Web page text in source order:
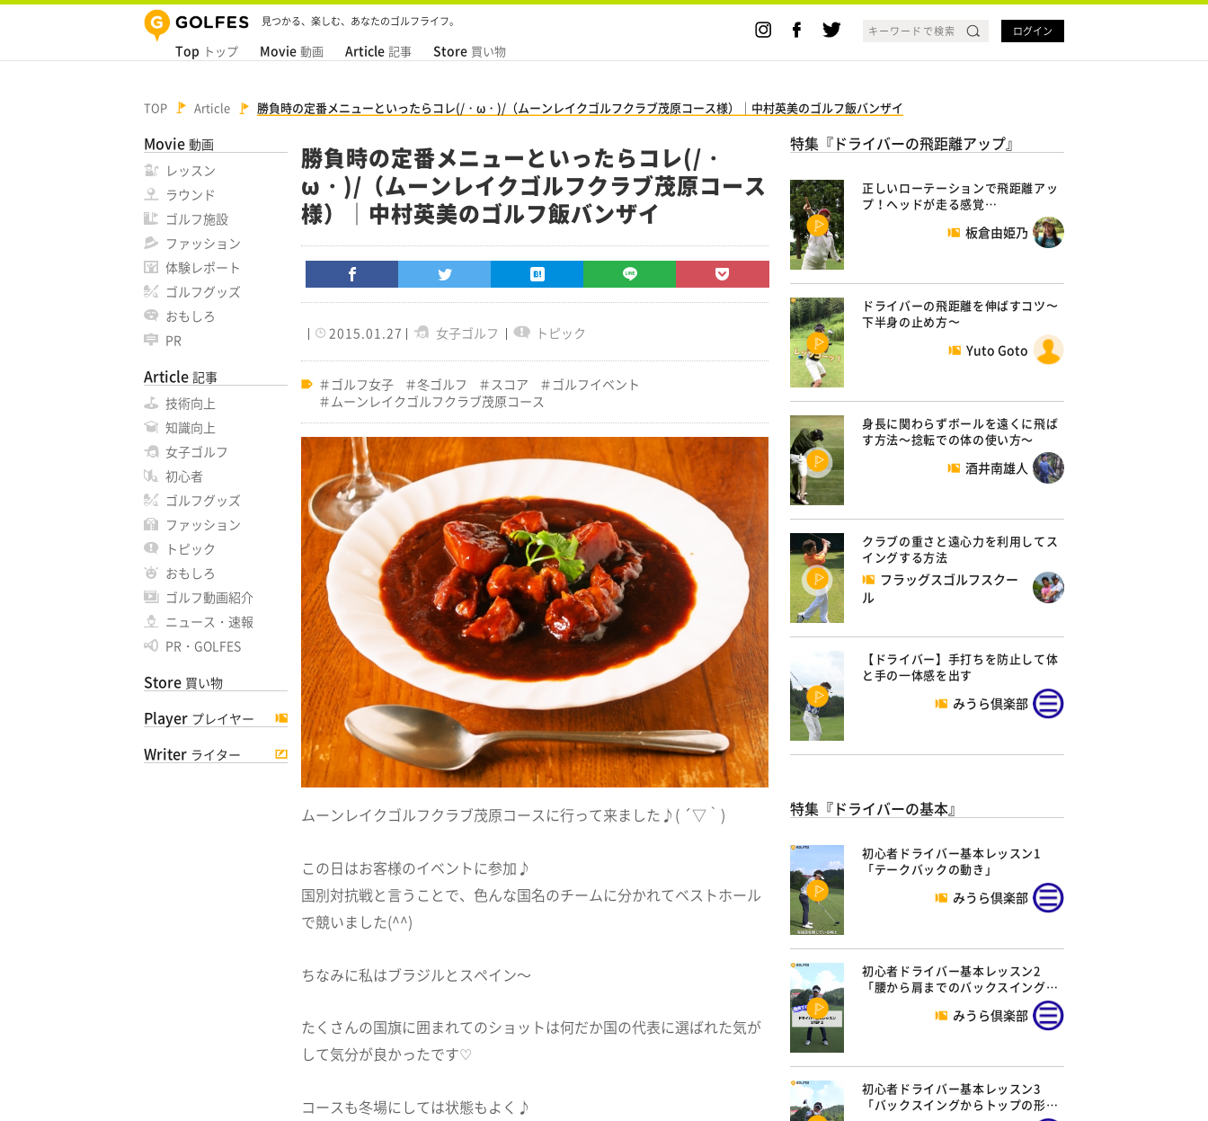
見つかる、楽しむ、あなたのゴルフライフ。
Top トップ Movie 動画 Article 記事 Store 買い物
ログイン
TOP Article 勝負時の定番メニューといったらコレ(/・ω・)/（ムーンレイクゴルフクラブ茂原コース様）│中村英美のゴルフ飯バンザイ
Movie 動画
レッスン
ラウンド
ゴルフ施設
ファッション
体験レポート
ゴルフグッズ
おもしろ
PR
Article 記事
技術向上
知識向上
女子ゴルフ
初心者
ゴルフグッズ
ファッション
トピック
おもしろ
ゴルフ動画紹介
ニュース・速報
PR・GOLFES
Store 買い物
Player プレイヤー
Writer ライター
勝負時の定番メニューといったらコレ(/・
ω・)/（ムーンレイクゴルフクラブ茂原コース
様）│中村英美のゴルフ飯バンザイ
2015.01.27 女子ゴルフ トピック
ゴルフ女子 冬ゴルフ スコア
ゴルフイベント
ムーンレイクゴルフクラブ茂原コース
ムーンレイクゴルフクラブ茂原コースに行って来ました♪( ´▽｀)
この日はお客様のイベントに参加♪
国別対抗戦と言うことで、色んな国名のチームに分かれてベストホール
で競いました(^^)
ちなみに私はブラジルとスペイン～
たくさんの国旗に囲まれてのショットは何だか国の代表に選ばれた気が
して気分が良かったです♡
コースも冬場にしては状態もよく♪
特集『ドライバーの飛距離アップ』
正しいローテーションで飛距離アッ
プ！ヘッドが走る感覚…
板倉由姫乃
ドライバーの飛距離を伸ばすコツ〜
下半身の止め方〜
Yuto Goto
身長に関わらずボールを遠くに飛ば
す方法～捻転での体の使い方～
酒井南雄人
クラブの重さと遠心力を利用してス
イングする方法
フラッグスゴルフスクー
ル
【ドライバー】手打ちを防止して体
と手の一体感を出す
みうら倶楽部
特集『ドライバーの基本』
初心者ドライバー基本レッスン1
「テークバックの動き」
みうら倶楽部
初心者ドライバー基本レッスン2
「腰から肩までのバックスイング…
みうら倶楽部
初心者ドライバー基本レッスン3
「バックスイングからトップの形…